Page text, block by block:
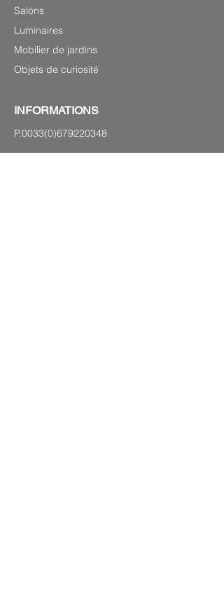
Salons
Luminaires
Mobilier de jardins
Objets de curiosité
INFORMATIONS
P.0033(0)679220348